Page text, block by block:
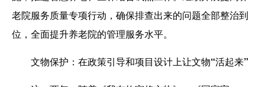
老院服务质量专项行动，确保排查出来的问题全部整治到
位，全面提升养老院的管理服务水平。
文物保护：在政策引导和项目设计上让文物“活起来”